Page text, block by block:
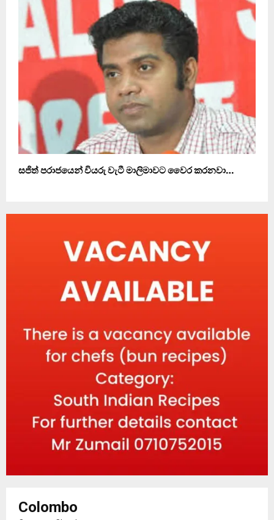
සජිත් පරාජයෙන් වියරු වැටී මාලිමාවට වෛර කරනවා…
Colombo